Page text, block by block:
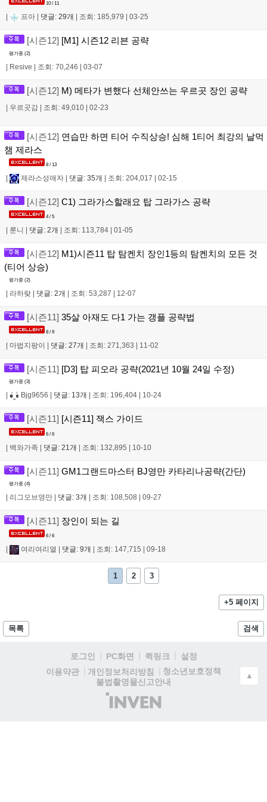
10 / 11
프아 댓글: 29개 조회: 185,979 03-25
[시즌12] [M1] 시즌12 리븐 공략
평가중 (2)
| Resive | 조회: 70,246 | 03-07
[시즌12] M) 메타가 변했다 선체안쓰는 우르곳 장인 공략
| 우르곳감 | 조회: 49,010 | 02-23
[시즌12] 연습만 하면 티어 수직상승! 심해 1티어 최강의 날먹
챔 제라스
8 / 13
제라스성애자 댓글: 35개 조회: 204,017 02-15
[시즌12] C1) 그라가스할래요 탑 그라가스 공략
4 / 5
룬니 댓글: 2개 조회: 113,784 01-05
[시즌12] M1)시즌11 탑 탐켄치 장인1등의 탐켄치의 모든 것
(티어 상승)
평가중 (2)
| 라하랒 | 댓글: 2개 | 조회: 53,287 | 12-07
[시즌11] 35살 아재도 다1 가는 갱플 공략법
8 / 9
마법지팡이 댓글: 27개 조회: 271,363 11-02
[시즌11] [D3] 탑 피오라 공략(2021년 10월 24일 수정)
평가중 (3)
Bjg9656 댓글: 13개 조회: 196,404 10-24
[시즌11] [시즌11] 잭스 가이드
6 / 6
| 백와가족 | 댓글: 21개 | 조회: 132,895 | 10-10
[시즌11] GM1그랜드마스터 BJ영만 카타리나공략(간단)
평가중 (4)
리그오브영만 댓글: 3개 조회: 108,508 09-27
[시즌11] 장인이 되는 길
6 / 6
여리여리열 댓글: 9개 조회: 147,715 09-18
1 2 3
+5 페이지
목록 검색
로그인 PC화면 퀵링크
설정
이용약관
개인정보처리방침
청소년보호정책
불법촬영물신고안내
(주)
인
▲